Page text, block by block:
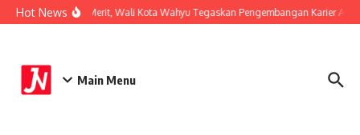
Lewati ke konten
Hot News
Perkuat Sistem Merit, Wali Kota Wahyu Tegaskan Pengembangan Karier ASN
Main Menu